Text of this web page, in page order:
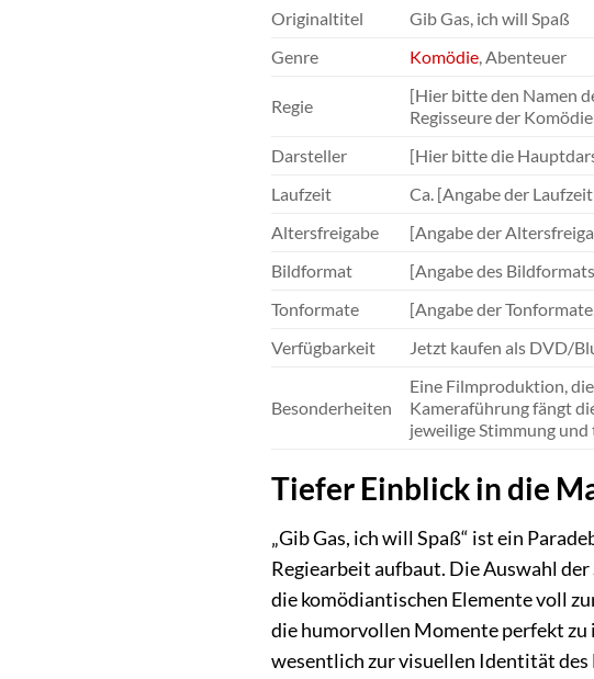
Originaltitel
Gib Gas, ich will Spaß
Genre
Komödie, Abenteuer
Regie
[Hier bitte den Namen
Regisseure der
Darsteller
[Hier bitte die
Laufzeit
Ca. [Angabe der
Altersfreigabe
[Angabe der
Bildformat
[Angabe des
Tonformate
[Angabe der
Verfügbarkeit
Jetzt kaufen als DVD/
Besonderheiten
Eine Filmproduktion,
Kameraführung fängt
jeweilige Stimmung
Tiefer Einblick in die
„Gib Gas, ich will Spaß“ ist ein
Regiearbeit aufbaut. Die Auswahl
die komödiantischen Elemente voll
die humorvollen Momente perfekt zu
wesentlich zur visuellen Identität des